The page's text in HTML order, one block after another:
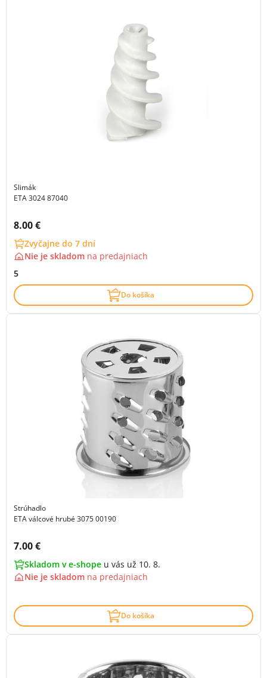
Slimák
ETA 3024 87040
Cena s DPH:
8.00 €
Zvyčajne do 7 dní
Nie je skladom na predajniach
5
Do košíka
Strúhadlo
ETA válcové hrubé 3075 00190
Cena s DPH:
7.00 €
Skladom v e-shope u vás už 10. 8.
Nie je skladom na predajniach
Do košíka